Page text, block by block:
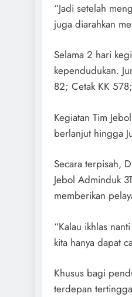
“Jadi setelah
juga diarahkan
Selama 2 hari
kependudukan.
82; Cetak KK
Kegiatan Tim
berlanjut hingga
Secara terpisah,
Jebol Adminduk
memberikan
“Kalau ikhlas
kita hanya dapat
Khusus bagi
terdepan